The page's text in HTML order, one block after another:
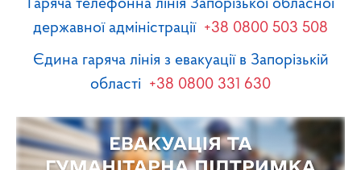
Гаряча телефонна лінія Запорізької обласної
державної адміністрації +38 0800 503 508
Єдина гаряча лінія з евакуації в Запорізькій
області +38 0800 331 630